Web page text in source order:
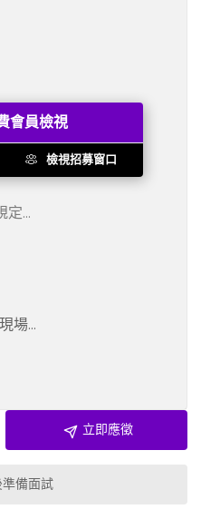
/...
股票：無...
訓練費用：無...
定...
場...
會員檢視
檢視招募窗口
立即應徵
備面試